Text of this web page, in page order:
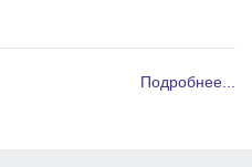
Подробнее...